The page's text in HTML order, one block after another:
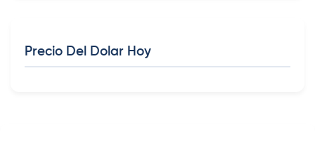
Precio Del Dolar Hoy